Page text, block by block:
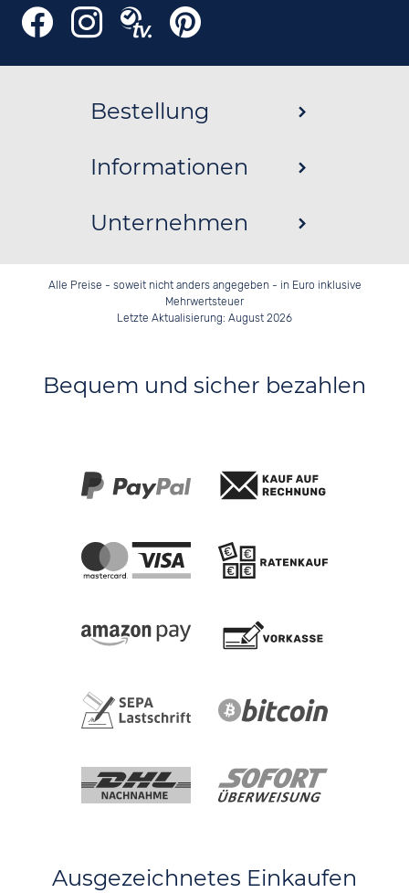
Bestellung
Informationen
Unternehmen
Alle Preise - soweit nicht anders angegeben - in Euro inklusive
Mehrwertsteuer
Letzte Aktualisierung: August 2026
Bequem und sicher bezahlen
Ausgezeichnetes Einkaufen